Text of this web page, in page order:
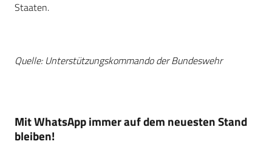
Staaten.
Quelle: Unterstützungskommando der Bundeswehr
Mit WhatsApp immer auf dem neuesten Stand
bleiben!